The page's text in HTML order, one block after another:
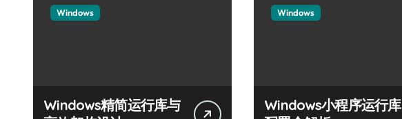
Windows
Windows精简运行库与
Windows
Windows小程序运行库